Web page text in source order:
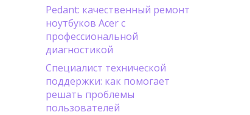
Pedant: качественный ремонт
ноутбуков Acer с
профессиональной
диагностикой
Специалист технической
поддержки: как помогает
решать проблемы
пользователей